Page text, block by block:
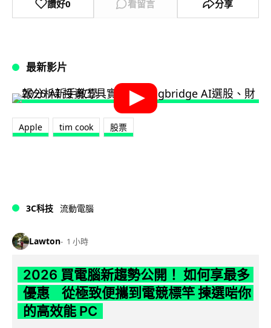
讚好0 看留言 分享
最新影片
Apple tim cook 股票
3C科技 流動電腦
Lawton 1 小時
2026 買電腦新趨勢公開！ 如何享最多
優惠 從極致便攜到電競標竿 揀選啱你
的高效能 PC